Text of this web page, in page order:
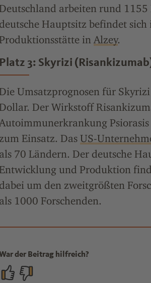
Deutschland arbeiten rund
deutsche Hauptsitz befindet
in Alzey.
Platz 3: Skyrizi (Risankizumab
Die Umsatzprognosen für
Dollar. Der Wirkstoff
zum Einsatz. Das US-
als 70 Ländern. Der deutsche
Entwicklung und Produktion
dabei um den zweitgrößten
als 1000 Forschenden.
der Beitrag hilfreich?